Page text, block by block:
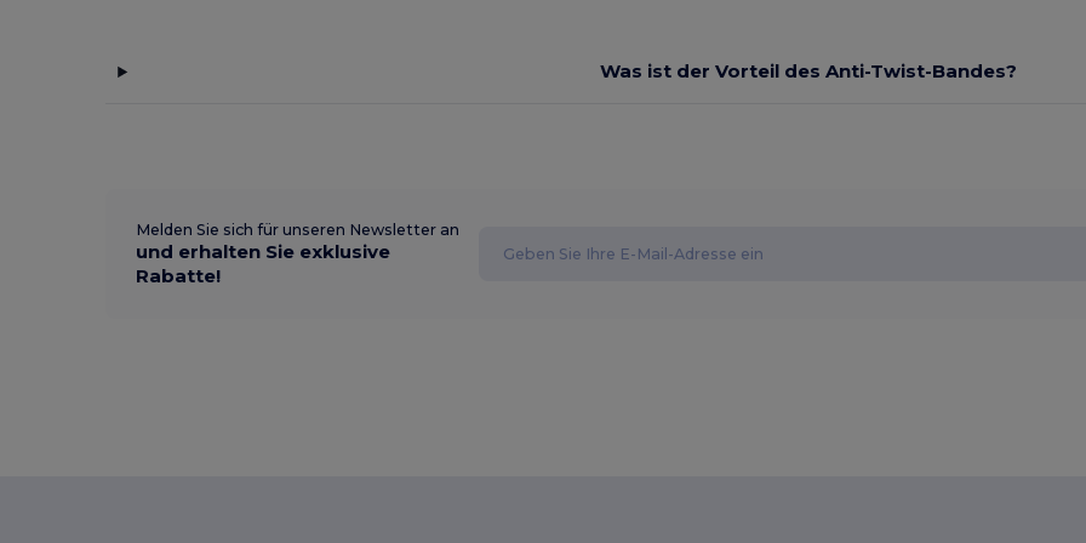
Was ist der Vorteil des Anti-Twist-Bandes?
Melden Sie sich für unseren Newsletter an
und erhalten Sie exklusive
Rabatte!